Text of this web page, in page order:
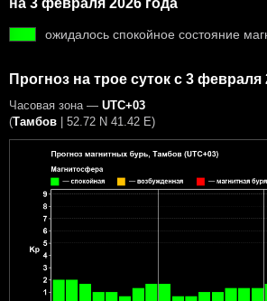
ожидалось спокойное состояние
Прогноз на трое суток с 3 февраля
Часовая зона — UTC+03
(Тамбов | 52.72 N 41.42 E)